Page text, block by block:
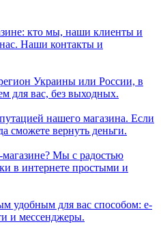
кто мы, наши клиенты и
Наши контакты и
Украины или России, в
для вас, без выходных.
нашего магазина. Если
сможете вернуть деньги.
Мы с радостью
в интернете простыми и
удобным для вас способом: e-
и мессенджеры.